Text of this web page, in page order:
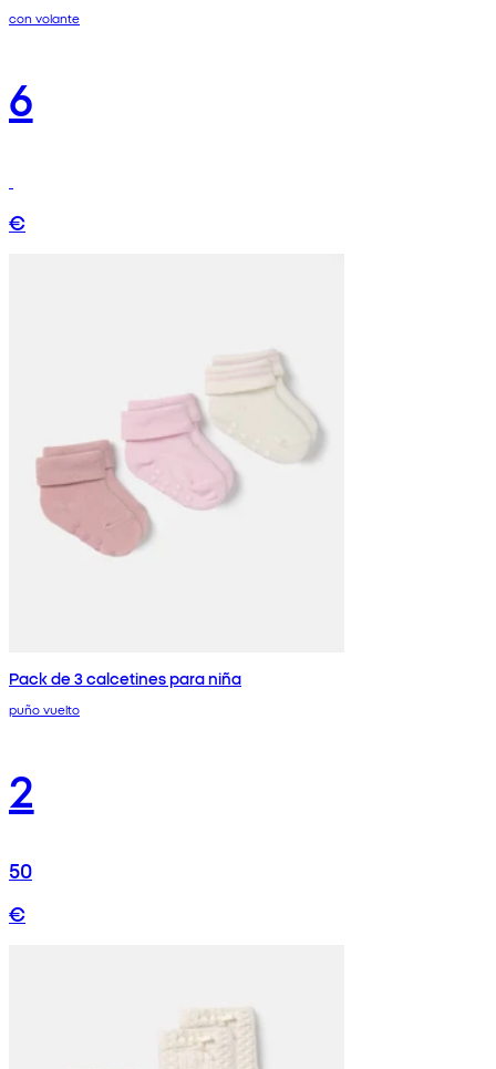
con volante
6
€
Pack de 3 calcetines para niña
puño vuelto
2
50
€